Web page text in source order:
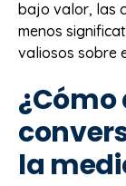
bajo valor, las
menos
valiosos sobre
la